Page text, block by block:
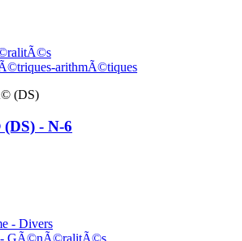
arithmÃ©tiques
(DS)
- N-6
- Divers
- GÃ©nÃ©ralitÃ©s